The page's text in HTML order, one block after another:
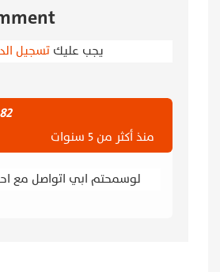
يجب عليكتسجيل
منذ أكثر من 5 سنوات
لوسمحتم ابي اتواصل مع